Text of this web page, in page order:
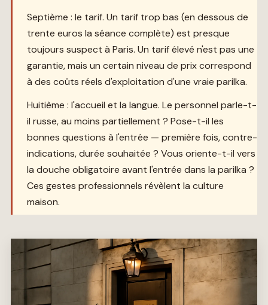
Septième : le tarif. Un tarif trop bas (en dessous de
trente euros la séance complète) est presque
toujours suspect à Paris. Un tarif élevé n'est pas une
garantie, mais un certain niveau de prix correspond
à des coûts réels d'exploitation d'une vraie parilka.
Huitième : l'accueil et la langue. Le personnel parle-t-
il russe, au moins partiellement ? Pose-t-il les
bonnes questions à l'entrée — première fois, contre-
indications, durée souhaitée ? Vous oriente-t-il vers
la douche obligatoire avant l'entrée dans la parilka ?
Ces gestes professionnels révèlent la culture
maison.